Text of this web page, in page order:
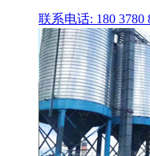
联系电话: 180 3780